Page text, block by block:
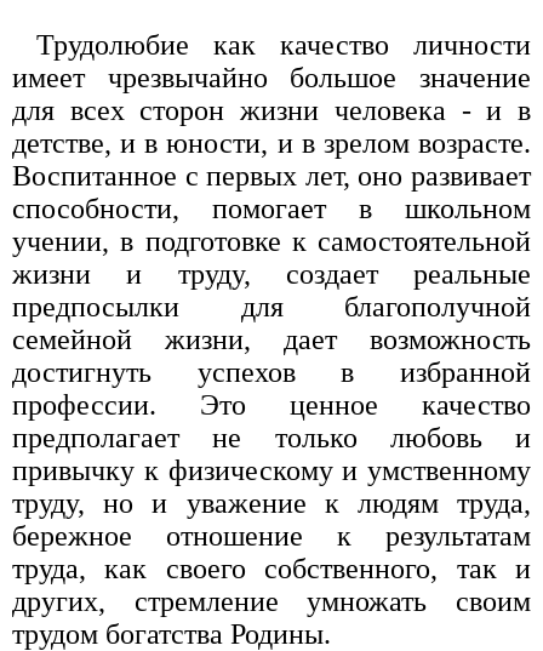
Трудолюбие как качество личности
имеет чрезвычайно большое значение
для всех сторон жизни человека - и в
детстве, и в юности, и в зрелом возрасте.
Воспитанное с первых лет, оно развивает
способности, помогает в школьном
учении, в подготовке к самостоятельной
жизни и труду, создает реальные
предпосылки для благополучной
семейной жизни, дает возможность
достигнуть успехов в избранной
профессии. Это ценное качество
предполагает не только любовь и
привычку к физическому и умственному
труду, но и уважение к людям труда,
бережное отношение к результатам
труда, как своего собственного, так и
других, стремление умножать своим
трудом богатства Родины.